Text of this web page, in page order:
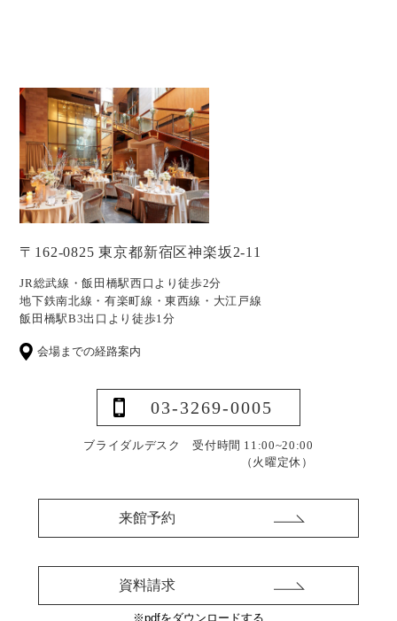
〒162-0825 東京都新宿区神楽坂2-11
JR総武線・飯田橋駅西口より徒歩2分
地下鉄南北線・有楽町線・東西線・大江戸線
飯田橋駅B3出口より徒歩1分
会場までの経路案内
03-3269-0005
ブライダルデスク 受付時間 11:00~20:00
（火曜定休）
来館予約
資料請求
※pdfをダウンロードする